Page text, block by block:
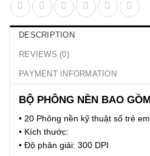
DESCRIPTION
REVIEWS (0)
PAYMENT INFORMATION
BỘ PHÔNG NỀN BAO GỒM
• 20 Phông nền kỹ thuật số trẻ em
• Kích thước:
• Độ phân giải: 300 DPI